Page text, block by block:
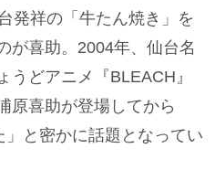
発祥の「牛たん焼き」を
が喜助。2004年、仙台名
どアニメ『BLEACH』
原喜助が登場してから
と密かに話題となってい